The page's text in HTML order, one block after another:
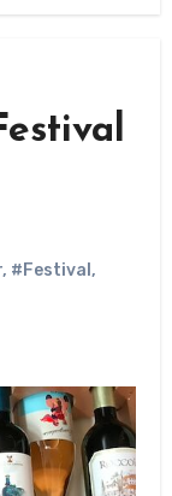
, #Festival ,